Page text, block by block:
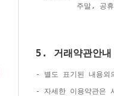
주말, 공
5. 거래약관안내
- 별도 표기된 내용외
- 자세한 이용약관은